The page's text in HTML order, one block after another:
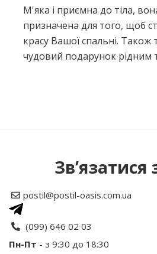
М'яка і приємна до тіла,
призначена для того, щоб
красу Вашої спальні. Також
чудовий подарунок рідним
Рейтинг
postil@postil-oasis.com.ua
(099) 646 02 03
Пн-Пт - з 9:30 до 18:30